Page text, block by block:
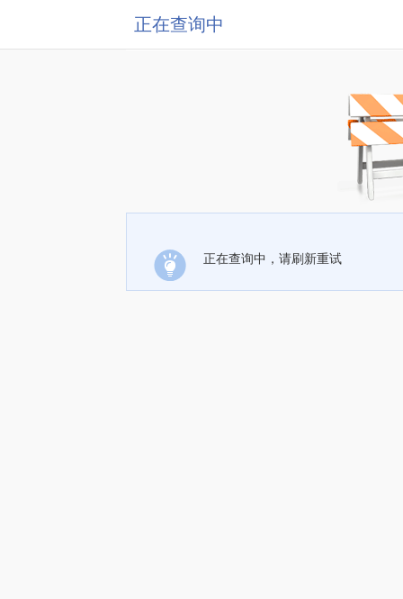
正在查询中
正在查询中，请刷新重试